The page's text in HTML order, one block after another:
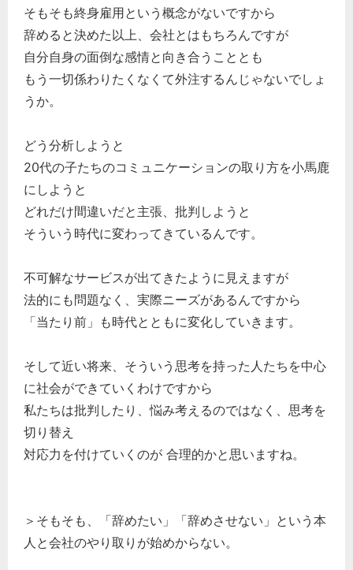
そもそも終身雇用という概念がないですから
辞めると決めた以上、会社とはもちろんですが
自分自身の面倒な感情と向き合うこととも
もう一切係わりたくなくて外注するんじゃないでしょ
うか。
どう分析しようと
20代の子たちのコミュニケーションの取り方を小馬鹿
にしようと
どれだけ間違いだと主張、批判しようと
そういう時代に変わってきているんです。
不可解なサービスが出てきたように見えますが
法的にも問題なく、実際ニーズがあるんですから
「当たり前」も時代とともに変化していきます。
そして近い将来、そういう思考を持った人たちを中心
に社会ができていくわけですから
私たちは批判したり、悩み考えるのではなく、思考を
切り替え
対応力を付けていくのが 合理的かと思いますね。
＞そもそも、「辞めたい」「辞めさせない」という本
人と会社のやり取りが始めからない。